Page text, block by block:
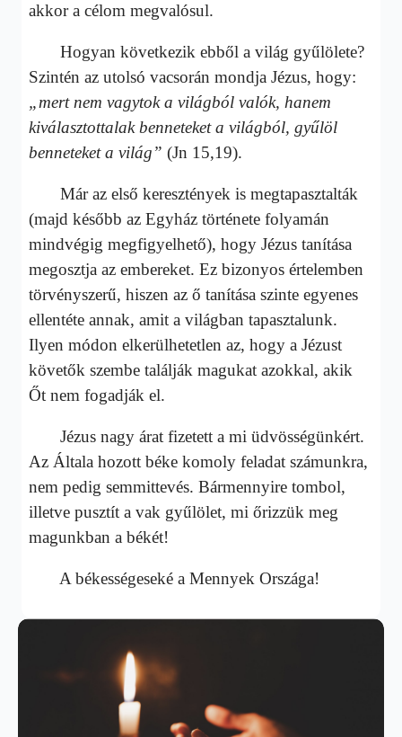
akkor a célom megvalósul.
Hogyan következik ebből a világ gyűlölete?
Szintén az utolsó vacsorán mondja Jézus, hogy:
„mert nem vagytok a világból valók, hanem
kiválasztottalak benneteket a világból, gyűlöl
benneteket a világ” (Jn 15,19).
Már az első keresztények is megtapasztalták
(majd később az Egyház története folyamán
mindvégig megfigyelhető), hogy Jézus tanítása
megosztja az embereket. Ez bizonyos értelemben
törvényszerű, hiszen az ő tanítása szinte egyenes
ellentéte annak, amit a világban tapasztalunk.
Ilyen módon elkerülhetetlen az, hogy a Jézust
követők szembe találják magukat azokkal, akik
Őt nem fogadják el.
Jézus nagy árat fizetett a mi üdvösségünkért.
Az Általa hozott béke komoly feladat számunkra,
nem pedig semmittevés. Bármennyire tombol,
illetve pusztít a vak gyűlölet, mi őrizzük meg
magunkban a békét!
A békességeseké a Mennyek Országa!